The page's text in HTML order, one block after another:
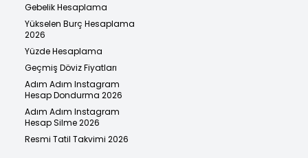
Gebelik Hesaplama
Yükselen Burç Hesaplama
2026
Yüzde Hesaplama
Geçmiş Döviz Fiyatları
Adım Adım Instagram
Hesap Dondurma 2026
Adım Adım Instagram
Hesap Silme 2026
Resmi Tatil Takvimi 2026